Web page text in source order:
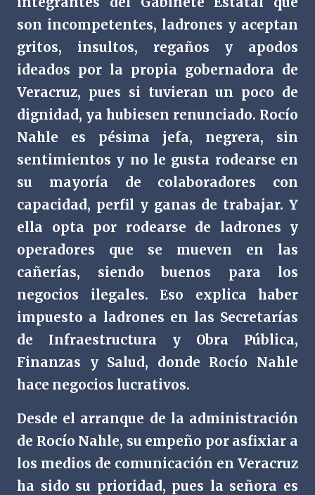
son incompetentes, ladrones y aceptan
gritos, insultos, regaños y apodos
ideados por la propia gobernadora de
Veracruz, pues si tuvieran un poco de
dignidad, ya hubiesen renunciado. Rocío
Nahle es pésima jefa, negrera, sin
sentimientos y no le gusta rodearse en
su mayoría de colaboradores con
capacidad, perfil y ganas de trabajar. Y
ella opta por rodearse de ladrones y
operadores que se mueven en las
cañerías, siendo buenos para los
negocios ilegales. Eso explica haber
impuesto a ladrones en las Secretarías
de Infraestructura y Obra Pública,
Finanzas y Salud, donde Rocío Nahle
hace negocios lucrativos.
Desde el arranque de la administración
de Rocío Nahle, su empeño por asfixiar a
los medios de comunicación en Veracruz
ha sido su prioridad, pues la señora es